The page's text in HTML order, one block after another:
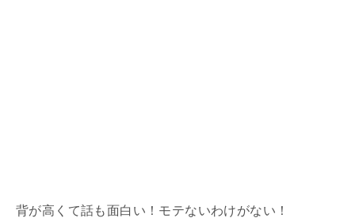
背が高くて話も面白い！モテないわけがない！